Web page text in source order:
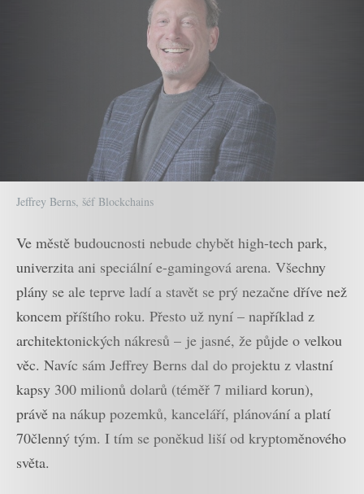
Jeffrey Berns, šéf Blockchains
Ve městě budoucnosti nebude chybět high-tech park,
univerzita ani speciální e-gamingová arena. Všechny
plány se ale teprve ladí a stavět se prý nezačne dříve než
koncem příštího roku. Přesto už nyní – například z
architektonických nákresů – je jasné, že půjde o velkou
věc. Navíc sám Jeffrey Berns dal do projektu z vlastní
kapsy 300 milionů dolarů (téměř 7 miliard korun),
právě na nákup pozemků, kanceláří, plánování a platí
70členný tým. I tím se poněkud liší od kryptoměnového
světa.